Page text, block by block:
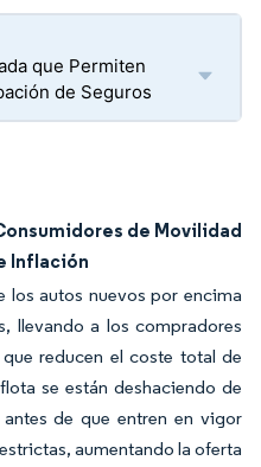
que Permiten
de Seguros
de Movilidad
Inflación
los autos nuevos por encima
llevando a los compradores
reducen el coste total de
se están deshaciendo de
de que entren en vigor
aumentando la oferta